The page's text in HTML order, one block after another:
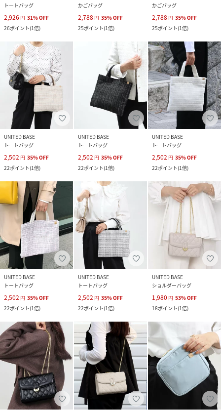
トートバッグ
2,926 円 31%OFF
26ポイント(1倍)
かごバッグ
2,788 円 35%OFF
25ポイント(1倍)
かごバッグ
2,788 円 35%OFF
25ポイント(1倍)
UNITED BASE
トートバッグ
2,502 円 35%OFF
22ポイント(1倍)
UNITED BASE
トートバッグ
2,502 円 35%OFF
22ポイント(1倍)
UNITED BASE
トートバッグ
2,502 円 35%OFF
22ポイント(1倍)
UNITED BASE
トートバッグ
2,502 円 35%OFF
22ポイント(1倍)
UNITED BASE
トートバッグ
2,502 円 35%OFF
22ポイント(1倍)
UNITED BASE
ショルダーバッグ
1,980 円 53%OFF
18ポイント(1倍)